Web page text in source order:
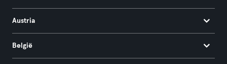
Austria
België